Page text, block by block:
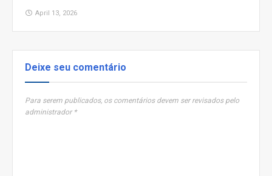
April 13, 2026
Deixe seu comentário
Para serem publicados, os comentários devem ser revisados pelo
administrador *